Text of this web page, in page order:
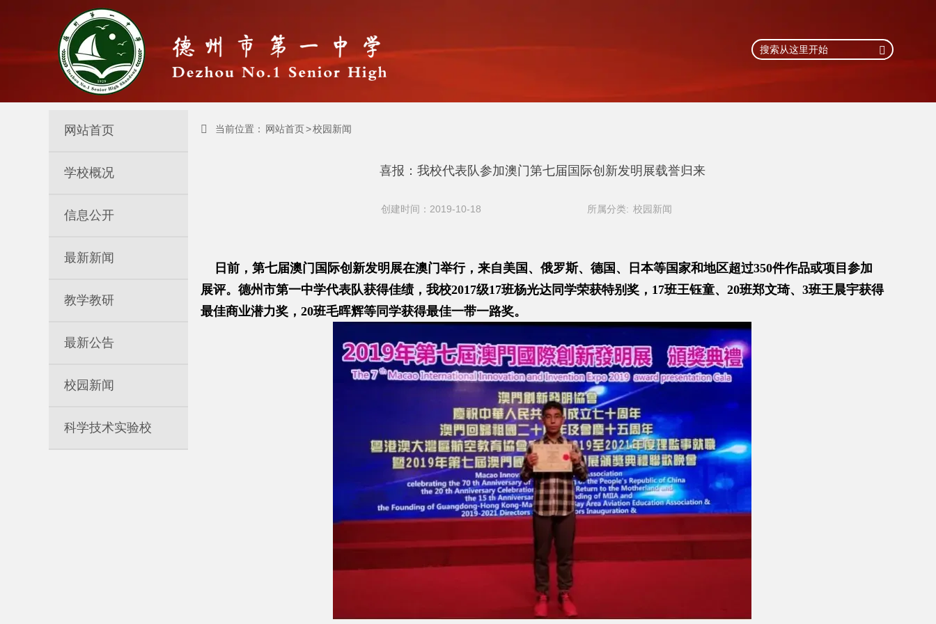

喜报：我校代表队参加澳门第七届国际创新发明展载誉归来
创建时间：2019-10-18 所属分类: 校园新闻
日前，第七届澳门国际创新发明展在澳门举行，来自美国、俄罗斯、德国、日本等国家和地区超过350件作品或项目参加
展评。德州市第一中学代表队获得佳绩，我校2017级17班杨光达同学荣获特别奖，17班王钰童、20班郑文琦、3班王晨宇获得
最佳商业潜力奖，20班毛晖辉等同学获得最佳一带一路奖。
 当前位置： 网站首页>校园新闻
网站首页
学校概况
信息公开
最新新闻
教学教研
最新公告
校园新闻
科学技术实验校